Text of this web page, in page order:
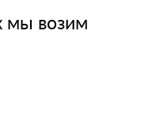
мы возим